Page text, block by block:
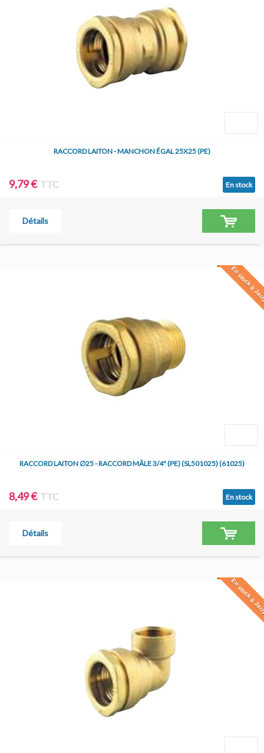
RACCORD LAITON - MANCHON ÉGAL 25X25 (PE)
9,79 € TTC En stock
Détails
En stock à
RACCORD LAITON ∅25 - RACCORD MÂLE 3/4" (PE) (SL501025) (61025)
8,49 € TTC En stock
Détails
En stock à